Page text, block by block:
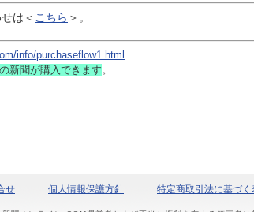
は ＜ こちら ＞。
info/purchaseflow1.html
新聞が購入できます。
せ 個人情報保護方針 特定商取引法に基づく